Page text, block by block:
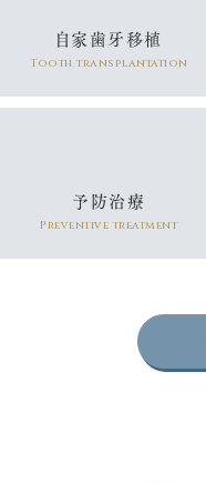
自家歯牙移植
Tooth transplantation
予防治療
Preventive treatment